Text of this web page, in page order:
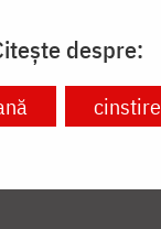
despre:
cinstire